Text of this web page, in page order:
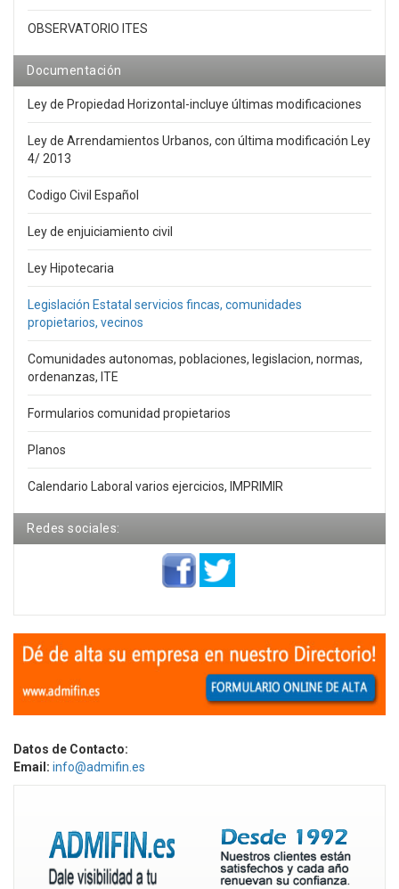
OBSERVATORIO ITES
Documentación
Ley de Propiedad Horizontal-incluye últimas modificaciones
Ley de Arrendamientos Urbanos, con última modificación Ley
4/ 2013
Codigo Civil Español
Ley de enjuiciamiento civil
Ley Hipotecaria
Legislación Estatal servicios fincas, comunidades
propietarios, vecinos
Comunidades autonomas, poblaciones, legislacion, normas,
ordenanzas, ITE
Formularios comunidad propietarios
Planos
Calendario Laboral varios ejercicios, IMPRIMIR
Redes sociales:
Datos de Contacto:
Email: info@admifin.es